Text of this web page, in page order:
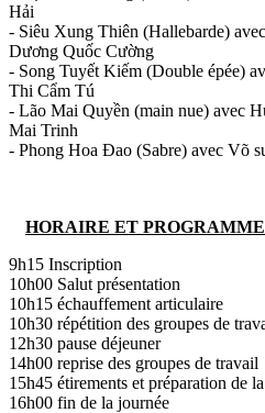
Hải
- Siêu Xung Thiên (Hallebarde)
Dương Quốc Cường
- Song Tuyết Kiếm (Double épée)
Thi Cẩm Tú
- Lão Mai Quyền (main nue) avec
Mai Trinh
- Phong Hoa Đao (Sabre) avec Võ
HORAIRE ET
9h15 Inscription
10h00 Salut présentation
10h15 échauffement articulaire
10h30 répétition des groupes de
12h30 pause déjeuner
14h00 reprise des groupes de travail
15h45 étirements et préparation de
16h00 fin de la journée